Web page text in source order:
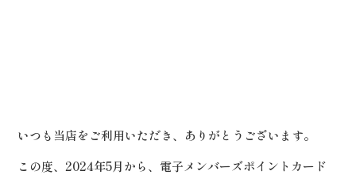
いつも当店をご利用いただき、ありがとうございます。
この度、2024年5月から、電子メンバーズポイントカード